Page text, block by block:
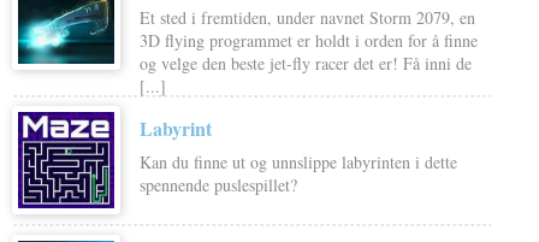
Et sted i fremtiden, under navnet Storm 2079, en
3D flying programmet er holdt i orden for å finne
og velge den beste jet-fly racer det er! Få inni de
[...]
Labyrint
Kan du finne ut og unnslippe labyrinten i dette
spennende puslespillet?